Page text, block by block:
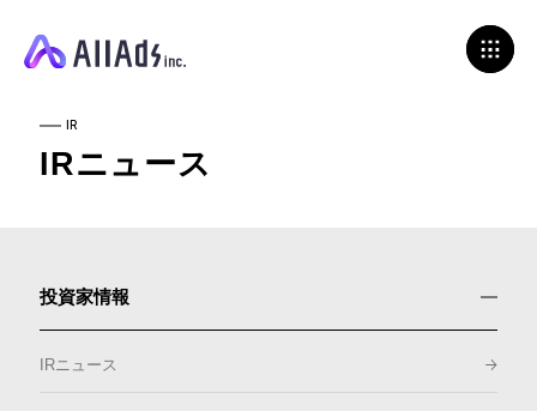
IR
IRニュース
投資家情報
IRニュース